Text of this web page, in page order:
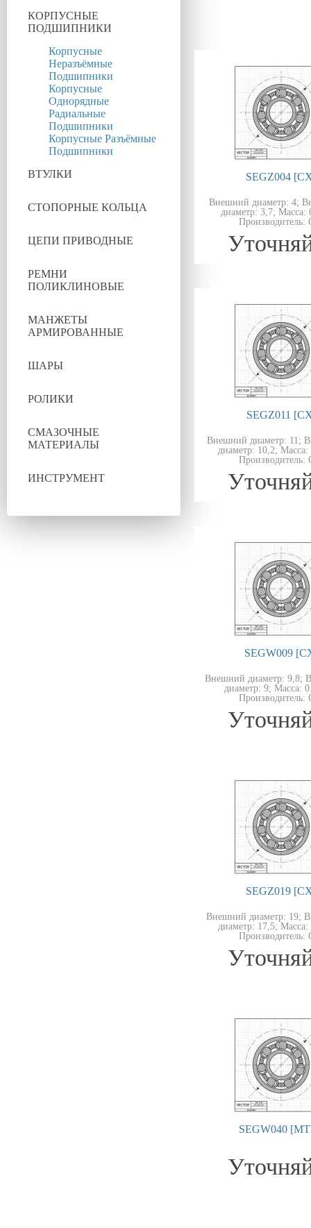
КОРПУСНЫЕ
ПОДШИПНИКИ
Корпусные
Неразъёмные
Подшипники
Корпусные
Однорядные
Радиальные
Подшипники
Корпусные Разъёмные
Подшипники
ВТУЛКИ
СТОПОРНЫЕ КОЛЬЦА
ЦЕПИ ПРИВОДНЫЕ
РЕМНИ
ПОЛИКЛИНОВЫЕ
МАНЖЕТЫ
АРМИРОВАННЫЕ
ШАРЫ
РОЛИКИ
СМАЗОЧНЫЕ
МАТЕРИАЛЫ
ИНСТРУМЕНТ
SEGZ004
Внешний диаметр: 4;
диаметр: 3,7; Масса:
Производитель:
SEGZ011
Внешний диаметр: 11;
диаметр: 10,2; Масса:
Производитель:
SEGW009
Внешний диаметр: 9,8;
диаметр: 9; Масса:
Производитель:
SEGZ019
Внешний диаметр: 19;
диаметр: 17,5; Масса:
Производитель:
SEGW040